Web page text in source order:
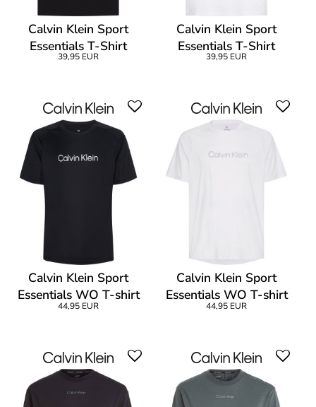
Calvin Klein Sport
Essentials T-Shirt
39,95 EUR
Calvin Klein Sport
Essentials T-Shirt
39,95 EUR
Calvin Klein Sport
Essentials WO T-shirt
44,95 EUR
Calvin Klein Sport
Essentials WO T-shirt
44,95 EUR